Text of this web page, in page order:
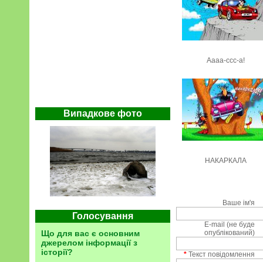
Випадкове фото
Голосування
Що для вас є основним
джерелом інформації з
історії?
Аааа-ссс-а!
НАКАРКАЛА
Ваше ім'я
E-mail (не буде
опублікований)
* Текст повідомлення